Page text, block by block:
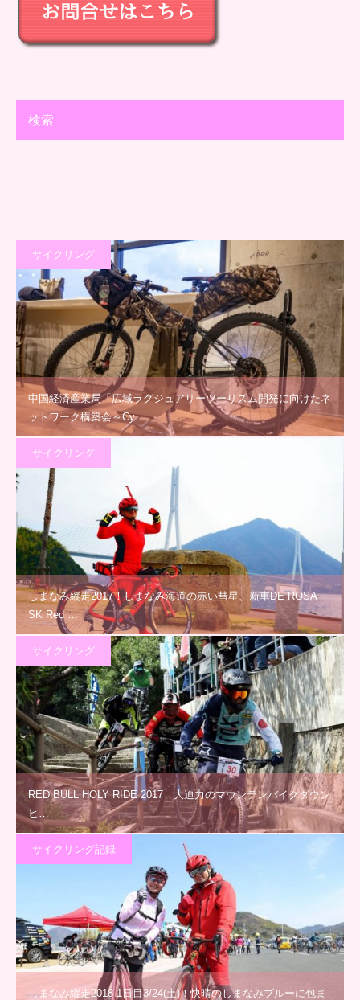
検索
サイクリング
中国経済産業局「広域ラグジュアリーツーリズム開発に向けたネ
ットワーク構築会～Cy…
サイクリング
しまなみ縦走2017！しまなみ海道の赤い彗星、新車DE ROSA
SK Red …
サイクリング
RED BULL HOLY RIDE 2017 大迫力のマウンテンバイクダウン
ヒ…
サイクリング記録
しまなみ縦走2018 1日目3/24(土)！快晴のしまなみブルーに包ま